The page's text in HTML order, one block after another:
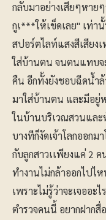
กลับมาอย่างเสียๆหาย
กูเ***ให้เข็ดเลย" เท่า
สปอร์ตไลท์แสงสีเสียง
ใส่บ้านตน จนตนแทบจ
คืน อีกทั้งยังชอบฉีดน้ำล้
มาใส่บ้านตน และมีอยู่
ในบ้านบริเวณสวนแล
บางทีก็งัดเจ้าโลกออก
กับลูกสาวเเพียงแค่ 2
ทำงานไม่กล้าออกไปไ
เพราะไม่รู้ว่าจะเจออะ
ตำรวจคนนี้ อยากฝาก